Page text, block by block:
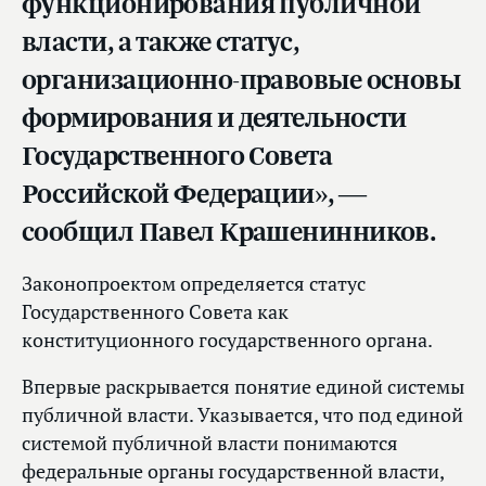
власти, а также статус,
организационно-правовые основы
формирования и деятельности
Государственного Совета
Российской Федерации», —
сообщил Павел Крашенинников.
Законопроектом определяется статус
Государственного Совета как
конституционного государственного органа.
Впервые раскрывается понятие единой системы
публичной власти. Указывается, что под единой
системой публичной власти понимаются
федеральные органы государственной власти,